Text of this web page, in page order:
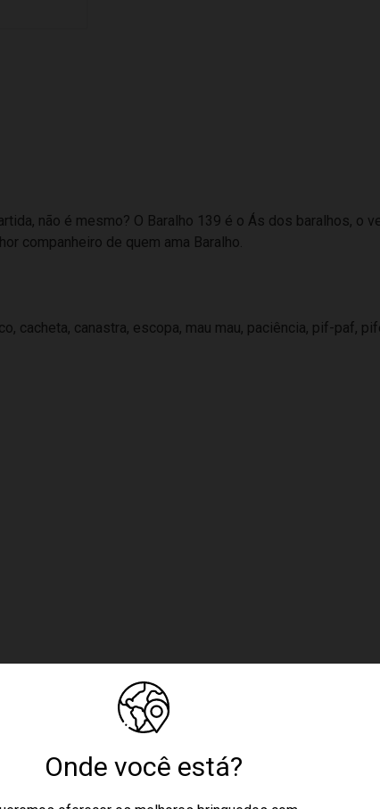
Onde você está?
não é mesmo? O Baralho 139 é o Ás dos baralhos,
companheiro de quem ama Baralho.
cacheta, canastra, escopa, mau mau, paciência, pif-paf,